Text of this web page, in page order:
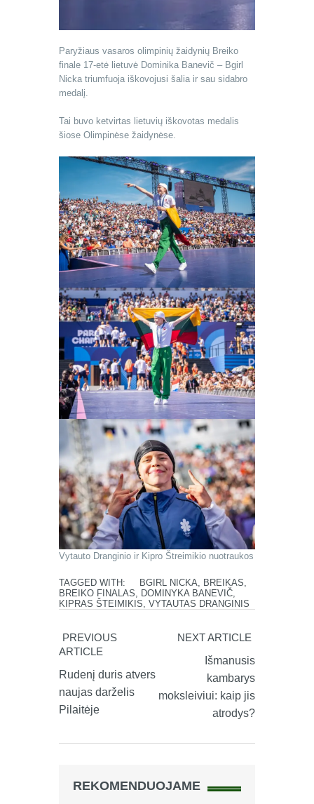
Paryžiaus vasaros olimpinių žaidynių Breiko
finale 17-etė lietuvė Dominika Banevič – Bgirl
Nicka triumfuoja iškovojusi šalia ir sau sidabro
medalį.
Tai buvo ketvirtas lietuvių iškovotas medalis
šiose Olimpinėse žaidynėse.
Vytauto Dranginio ir Kipro Štreimikio nuotraukos
TAGGED WITH: BGIRL NICKA, BREIKAS,
BREIKO FINALAS, DOMINYKA BANEVIČ,
KIPRAS ŠTEIMIKIS, VYTAUTAS DRANGINIS
PREVIOUS
ARTICLE
Rudenį duris atvers
naujas darželis
Pilaitėje
NEXT ARTICLE
Išmanusis
kambarys
moksleiviui: kaip jis
atrodys?
REKOMENDUOJAME